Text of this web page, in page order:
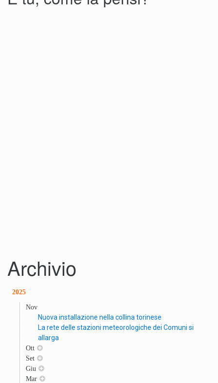
Archivio
2025
Nov
Nuova installazione nella collina torinese
La rete delle stazioni meteorologiche dei Comuni si
allarga
Ott
Set
Giu
Mar